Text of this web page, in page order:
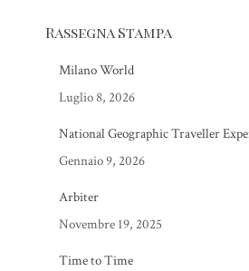
Rassegna Stampa
Milano World
Luglio 8, 2026
National Geographic Traveller
Gennaio 9, 2026
Arbiter
Novembre 19, 2025
Time to Time